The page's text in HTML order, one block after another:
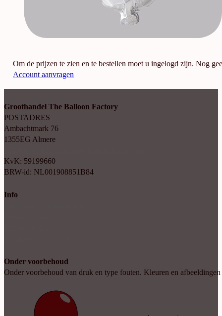
Om de prijzen te zien en te bestellen moet u ingelogd zijn. Nog
Account aanvragen
Groothandel The Balloon Factory
POSTADRES
Ambachtmark 76
1355EG Almere
KvK: 59199660
BRW-id: NL001908851B84
Info
Onder voorbehoud
Onder voorbehoud van druk en type fouten. Kleuren en